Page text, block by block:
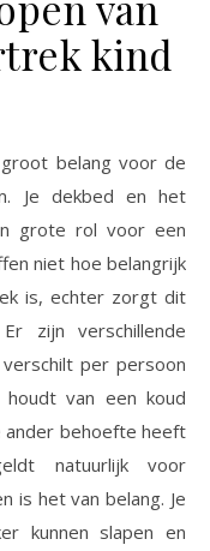
kind
belang voor de
Je dekbed en het
grote rol voor een
niet hoe belangrijk
is, echter zorgt dit
zijn verschillende
per persoon
van een koud
behoefte heeft
natuurlijk voor
is het van belang. Je
kunnen slapen en